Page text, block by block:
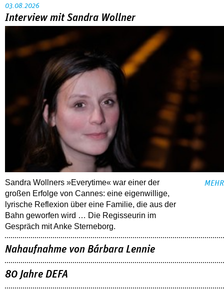
03.08.2026
Interview mit Sandra Wollner
Sandra Wollners »Everytime« war einer der
großen Erfolge von Cannes: eine eigenwillige,
lyrische Reflexion über eine ­Familie, die aus der
Bahn geworfen wird … Die Regisseurin im
Gespräch mit Anke Sterneborg.
MEHR
Nahaufnahme von Bárbara Lennie
80 Jahre DEFA